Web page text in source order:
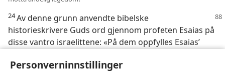
Personverninnstillinger
24Av denne grunn anvendte bibelske
historieskrivere Guds ord gjennom profeten Esaias på
disse vantro israelittene: «På dem oppfylles Esaias’
og se og se og ikke skjelne; for dette folks hjerte er